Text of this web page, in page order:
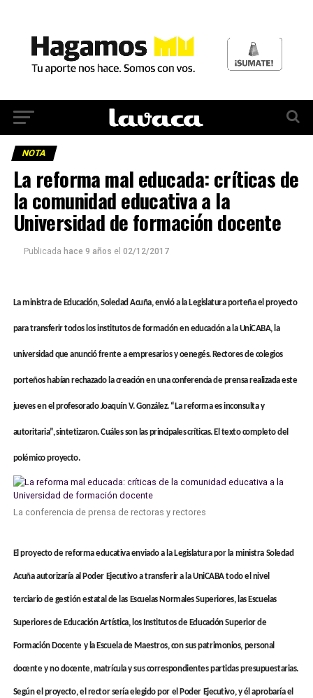
NOTA
La reforma mal educada: críticas de
la comunidad educativa a la
Universidad de formación docente
Publicada hace 9 años el 02/12/2017
La ministra de Educación, Soledad Acuña, envió a la Legislatura porteña el proyecto
para transferir todos los institutos de formación en educación a la UniCABA, la
universidad que anunció frente a empresarios y oenegés. Rectores de colegios
porteños habían rechazado la creación en una conferencia de prensa realizada este
jueves en el profesorado Joaquín V. González. “La reforma es inconsulta y
autoritaria”, sintetizaron. Cuáles son las principales críticas. El texto completo del
polémico proyecto.
La conferencia de prensa de rectoras y rectores
El proyecto de reforma educativa enviado a la Legislatura por la ministra Soledad
Acuña autorizaría al Poder Ejecutivo a transferir a la UniCABA todo el nivel
terciario de gestión estatal de las Escuelas Normales Superiores, las Escuelas
Superiores de Educación Artística, los Institutos de Educación Superior de
Formación Docente y la Escuela de Maestros, con sus patrimonios, personal
docente y no docente, matrícula y sus correspondientes partidas presupuestarias.
Según el proyecto, el rector sería elegido por el Poder Ejecutivo, y él aprobaría el